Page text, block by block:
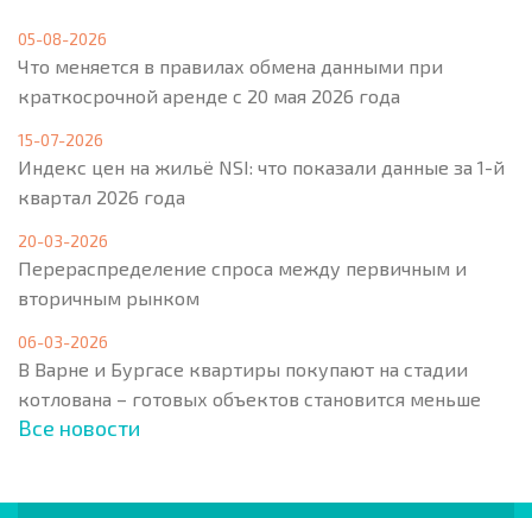
05-08-2026
Что меняется в правилах обмена данными при
краткосрочной аренде с 20 мая 2026 года
15-07-2026
Индекс цен на жильё NSI: что показали данные за 1-й
квартал 2026 года
20-03-2026
Перераспределение спроса между первичным и
вторичным рынком
06-03-2026
В Варне и Бургасе квартиры покупают на стадии
котлована – готовых объектов становится меньше
Все новости